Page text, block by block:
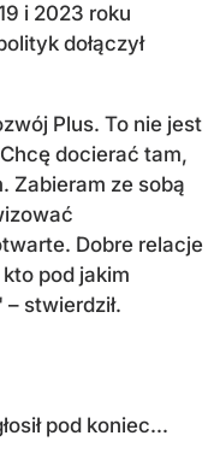
i 2023 roku
dołączył
Plus. To nie jest
docierać tam,
Zabieram ze sobą
Dobre relacje
pod jakim
stwierdził.
pod koniec...